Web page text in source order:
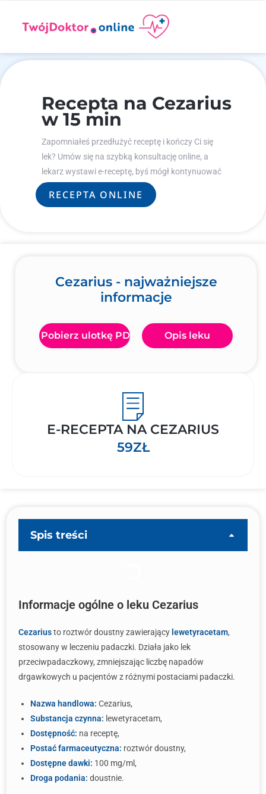
Recepta na Cezarius
w 15 min
Zapomniałeś przedłużyć receptę i kończy Ci się
lek? Umów się na szybką konsultację online, a
lekarz wystawi e-receptę, byś mógł kontynuować
leczenie.
RECEPTA ONLINE
Cezarius - najważniejsze
informacje
Pobierz ulotkę PDF Opis leku
E-RECEPTA NA CEZARIUS
59ZŁ
Spis treści
Informacje ogólne o leku Cezarius
Cezariusto roztwór doustny zawierający lewetyracetam,
stosowany w leczeniu padaczki. Działa jako lek
przeciwpadaczkowy, zmniejszając liczbę napadów
drgawkowych u pacjentów z różnymi postaciami padaczki.
Nazwa handlowa: Cezarius,
Substancja czynna: lewetyracetam,
Dostępność: na receptę,
Postać farmaceutyczna: roztwór doustny,
Dostępne dawki: 100 mg/ml,
Droga podania: doustnie.